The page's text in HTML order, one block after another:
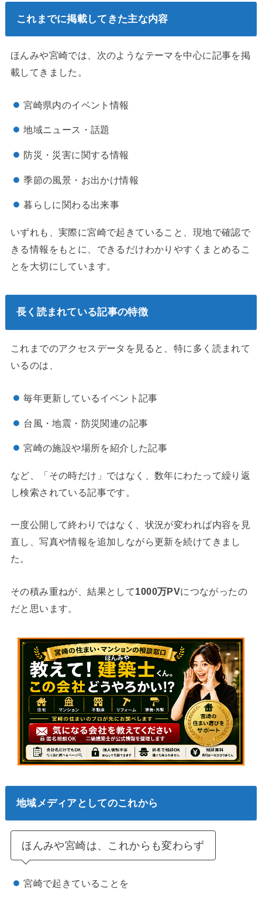
これまでに掲載してきた主な内容
ほんみや宮崎では、次のようなテーマを中心に記事を掲
載してきました。
宮崎県内のイベント情報
地域ニュース・話題
防災・災害に関する情報
季節の風景・お出かけ情報
暮らしに関わる出来事
いずれも、実際に宮崎で起きていること、現地で確認で
きる情報をもとに、できるだけわかりやすくまとめるこ
とを大切にしています。
長く読まれている記事の特徴
これまでのアクセスデータを見ると、特に多く読まれて
いるのは、
毎年更新しているイベント記事
台風・地震・防災関連の記事
宮崎の施設や場所を紹介した記事
など、「その時だけ」ではなく、数年にわたって繰り返
し検索されている記事です。
一度公開して終わりではなく、状況が変われば内容を見
直し、写真や情報を追加しながら更新を続けてきまし
た。
その積み重ねが、結果として1000万PVにつながったの
だと思います。
地域メディアとしてのこれから
ほんみや宮崎は、これからも変わらず
宮崎で起きていることを